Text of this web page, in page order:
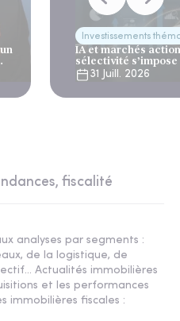
Investissements
IA et marchés
sélectivité s’impose
31 Juill. 2026
fiscalité
analyses par segments :
de la logistique, de
Actualités immobilières
et les performances
immobilières fiscales :